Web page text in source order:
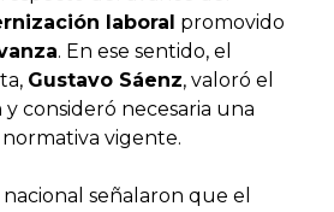
laboral promovido
. En ese sentido, el
Gustavo Sáenz, valoró el
consideró necesaria una
vigente.
señalaron que el